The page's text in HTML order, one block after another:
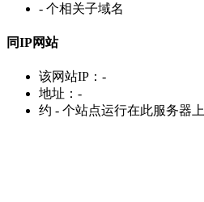
- 个相关子域名
同IP网站
该网站IP： -
地址： -
约 - 个站点运行在此服务器上